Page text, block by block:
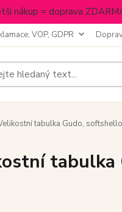
nákup = doprava
VOP, GDPR
tabulka Gudo,
tabulka